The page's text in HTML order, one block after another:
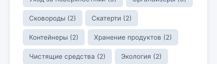
Сковороды (2) Скатерти (2)
Контейнеры (2) Хранение продуктов (2)
Чистящие средства (2) Экология (2)